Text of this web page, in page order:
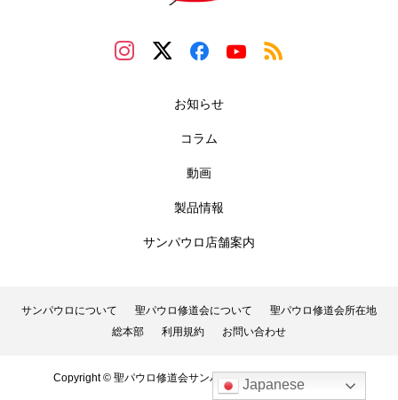
お知らせ
コラム
動画
製品情報
サンパウロ店舗案内
サンパウロについて 聖パウロ修道会について
聖パウロ修道会所在地
総本部
利用規約 お問い合わせ
Copyright © 聖パウロ修道会サンパウロ. All Rights Reserved.
Japanese